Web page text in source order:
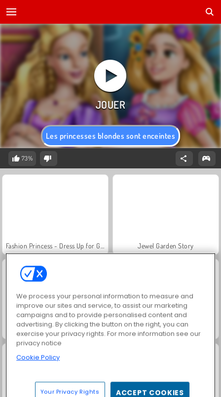
Les princesses blondes sont enceintes
73%
Fashion Princess - Dress Up for Girls Jewel Garden Story
Farm Merge Valley Masha and the Bear: Meadows
We process your personal information to measure and
improve our sites and service, to assist our marketing
campaigns and to provide personalised content and
advertising. By clicking the button on the right, you can
exercise your privacy rights. For more information see our
privacy notice
Cookie Policy
Your Privacy Rights ACCEPT COOKIES